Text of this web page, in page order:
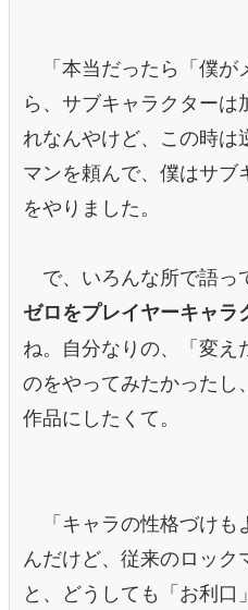
「本当だったら「僕が
ら、サブキャラクター
れなんやけど、この時は
マンを頼んで、僕はサブ
をやりました。
で、いろんな所で語っ
ゼロをプレイヤーキャラ
ね。自分なりの、「変え
のをやってみたかったし
作品にしたくて。
「キャラの性格づけも
んだけど、従来のロッ
と、どうしても「お利口